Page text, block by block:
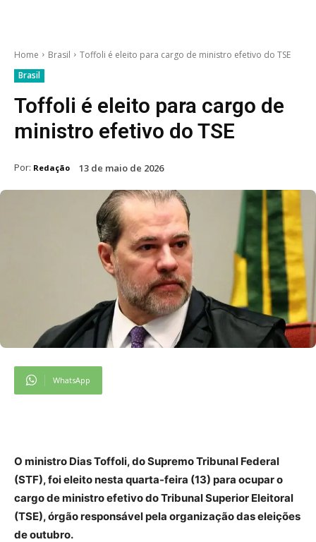
Home Brasil
Toffoli é eleito para cargo de ministro efetivo do TSE
Brasil
Toffoli é eleito para cargo de
ministro efetivo do TSE
Por: Redação 13 de maio de 2026
WhatsApp
O ministro Dias Toffoli, do Supremo Tribunal Federal
(STF), foi eleito nesta quarta-feira (13) para ocupar o
cargo de ministro efetivo do Tribunal Superior Eleitoral
(TSE), órgão responsável pela organização das eleições
de outubro.